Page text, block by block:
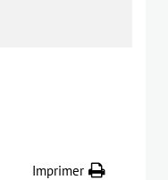
Imprimer